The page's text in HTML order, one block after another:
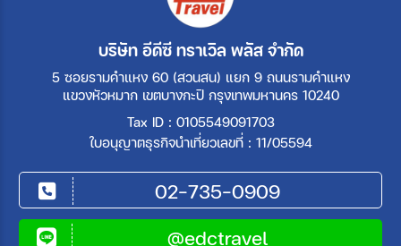
บริษัท อีดีซี ทราเวิล พลัส จำกัด
5 ซอยรามคำแหง 60 (สวนสน) แยก 9 ถนนรามคำแหง
แขวงหัวหมาก เขตบางกะปิ กรุงเทพมหานคร 10240
Tax ID : 0105549091703
ใบอนุญาตธุรกิจนำเที่ยวเลขที่ : 11/05594
02-735-0909
@edctravel